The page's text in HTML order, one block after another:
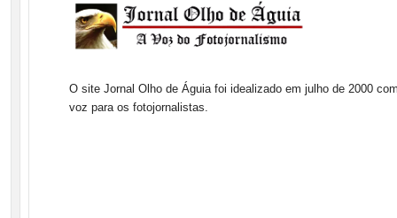
O site Jornal Olho de Águia foi idealizado em julho de 2000
voz para os fotojornalistas.